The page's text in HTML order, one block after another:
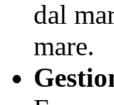
dal
mare.